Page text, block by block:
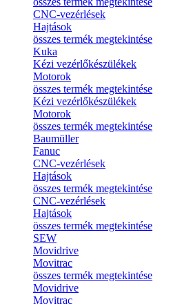
CNC-vezérlések
Hajtások
összes termék megtekintése
Kuka
Kézi vezérlőkészülékek
Motorok
összes termék megtekintése
Kézi vezérlőkészülékek
Motorok
összes termék megtekintése
Baumüller
Fanuc
CNC-vezérlések
Hajtások
összes termék megtekintése
CNC-vezérlések
Hajtások
összes termék megtekintése
SEW
Movidrive
Movitrac
összes termék megtekintése
Movidrive
Movitrac